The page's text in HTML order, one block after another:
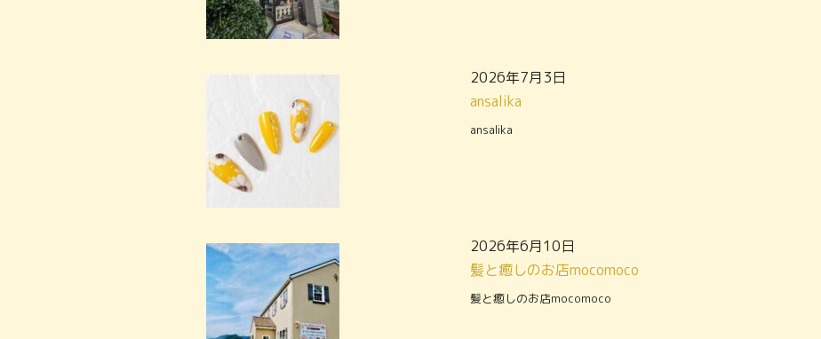
2026年7月3日
ansalika
ansalika
2026年6月10日
髪と癒しのお店mocomoco
髪と癒しのお店mocomoco